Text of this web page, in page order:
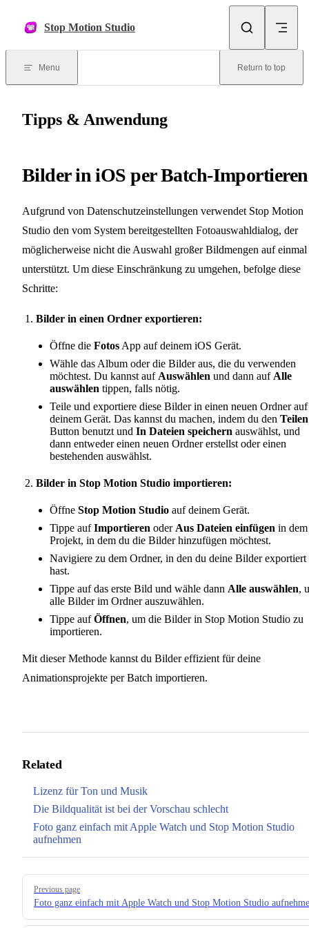
Stop Motion Studio
Menu Return to top
Tipps & Anwendung
Bilder in iOS per Batch-Importieren
Aufgrund von Datenschutzeinstellungen verwendet Stop Motion
Studio den vom System bereitgestellten Fotoauswahldialog, der
möglicherweise nicht die Auswahl großer Bildmengen auf einmal
unterstützt. Um diese Einschränkung zu umgehen, befolge diese
Schritte:
Bilder in einen Ordner exportieren:
Öffne die Fotos App auf deinem iOS Gerät.
Wähle das Album oder die Bilder aus, die du verwenden
möchtest. Du kannst auf Auswählen und dann auf Alle
auswählen tippen, falls nötig.
Teile und exportiere diese Bilder in einen neuen Ordner auf
deinem Gerät. Das kannst du machen, indem du den Teilen
Button benutzt und In Dateien speichern auswählst, und
dann entweder einen neuen Ordner erstellst oder einen
bestehenden auswählst.
Bilder in Stop Motion Studio importieren:
Öffne Stop Motion Studio auf deinem Gerät.
Tippe aufImportieren oder Aus Dateien einfügen in dem
Projekt, in dem du die Bilder hinzufügen möchtest.
Navigiere zu dem Ordner, in den du deine Bilder exportiert
hast.
Tippe auf das erste Bild und wähle dann Alle auswählen,
alle Bilder im Ordner auszuwählen.
Tippe aufÖffnen, um die Bilder in Stop Motion Studio zu
importieren.
Mit dieser Methode kannst du Bilder effizient für deine
Animationsprojekte per Batch importieren.
Related
Lizenz für Ton und Musik
Die Bildqualität ist bei der Vorschau schlecht
Foto ganz einfach mit Apple Watch und Stop Motion Studio
aufnehmen
Pager
Previous page
Foto ganz einfach mit Apple Watch und Stop Motion Studio